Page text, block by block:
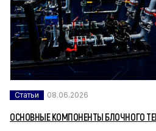
Статьи 08.06.2026
ОСНОВНЫЕ КОМПОНЕНТЫ БЛОЧНОГО